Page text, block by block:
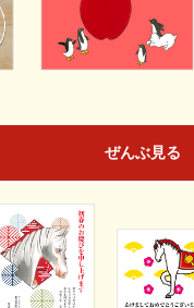
ぜんぶ見る